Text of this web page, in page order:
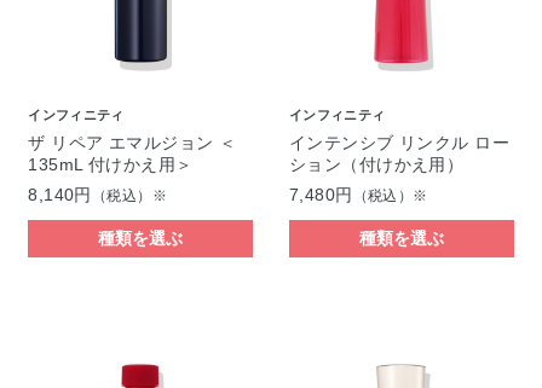
インフィニティ
ザ リペア エマルジョン ＜
135mL 付けかえ用＞
8,140円
（税込）※
種類を選ぶ
インフィニティ
インテンシブ リンクル ロー
ション（付けかえ用）
7,480円
（税込）※
種類を選ぶ